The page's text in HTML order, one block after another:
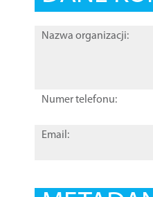
Nazwa organizacji:
Numer telefonu:
Email: